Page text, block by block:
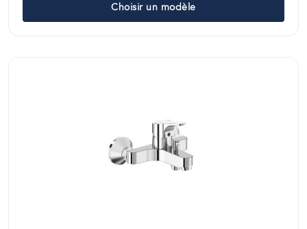
Choisir un modèle